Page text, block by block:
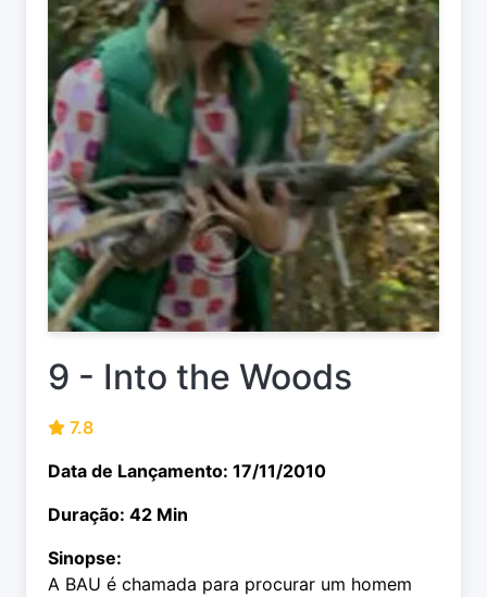
9 - Into the Woods
7.8
Data de Lançamento: 17/11/2010
Duração: 42 Min
Sinopse:
A BAU é chamada para procurar um homem